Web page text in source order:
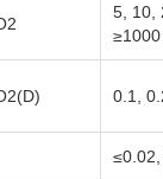
5, 10,
≥1000
0.1,